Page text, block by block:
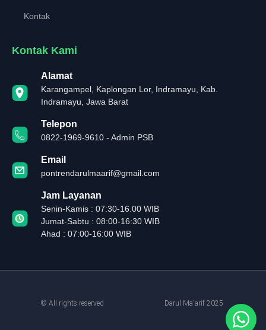
Kontak
Kontak Kami
Alamat
Karangampel, Kaplongan Lor, Indramayu, Kab.
Indramayu, Jawa Barat
Telepon
0822-1969-9610 - Admin PSB
Email
pontrendarulmaarif@gmail.com
Jam Layanan
Senin-Kamis : 07:30-16.00 WIB
Jumat-Sabtu : 08:00-16:30 WIB
Ahad : 07:00-16:00 WIB
© All rights reserved Darul Ma'arif 2025